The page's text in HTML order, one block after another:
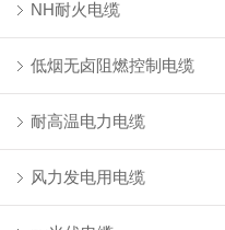
NH耐火电缆
低烟无卤阻燃控制电缆
耐高温电力电缆
风力发电用电缆